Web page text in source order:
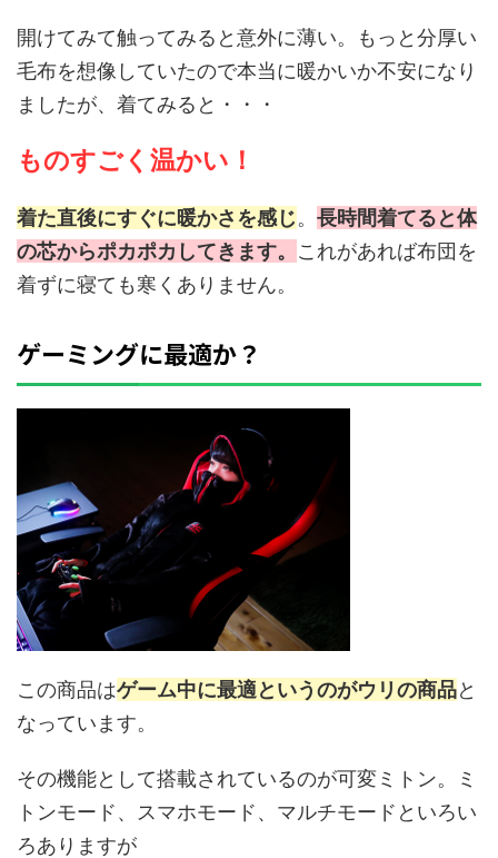
開けてみて触ってみると意外に薄い。もっと分厚い
毛布を想像していたので本当に暖かいか不安になり
ましたが、着てみると・・・
ものすごく温かい！
着た直後にすぐに暖かさを感じ。 長時間着てると体
の芯からポカポカしてきます。 これがあれば布団を
着ずに寝ても寒くありません。
ゲーミングに最適か？
この商品はゲーム中に最適というのがウリの商品と
なっています。
その機能として搭載されているのが可変ミトン。ミ
トンモード、スマホモード、マルチモードといろい
ろありますが